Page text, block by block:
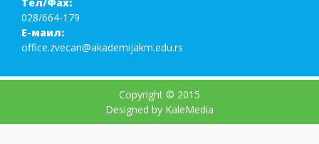
Тел/Фаx:
028/664-179
Е-маил:
office.zvecan@akademijakm.edu.rs
Copyright © 2015
Designed by KaleMedia